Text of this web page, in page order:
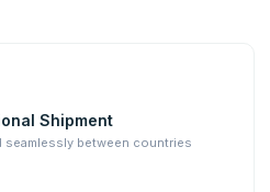
Shipment
seamlessly between countries